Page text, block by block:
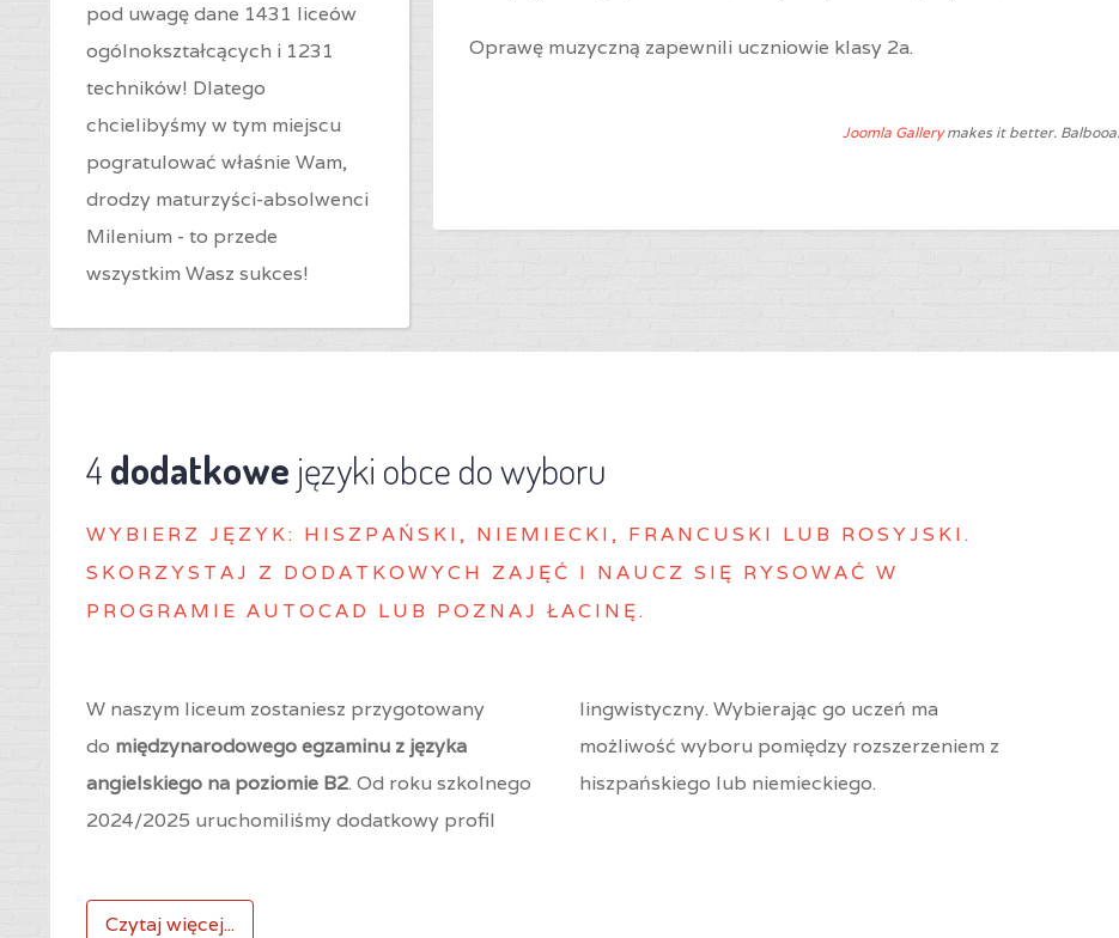
Oprawę muzyczną zapewnili uczniowie klasy 2a.
Joomla Gallerymakes it better.
pod uwagę dane 1431 liceów
ogólnokształcących i 1231
techników! Dlatego
chcielibyśmy w tym miejscu
pogratulować właśnie Wam,
drodzy maturzyści-absolwenci
Milenium - to przede
wszystkim Wasz sukces!
4dodatkowe języki obce do wyboru
WYBIERZ J ĘZYK: HISZPAŃSKI, NIEMIECKI, FRANCUSKI LUB ROSYJSKI.
SKORZYSTAJ Z DODATKOWYCH ZAJĘĆ I NAUCZ SIĘ RYSOWAĆ W
PROGRAMIE AUTOCAD LUB POZNAJ ŁACINĘ.
W naszym liceum zostaniesz przygotowany
do międzynarodowego egzaminu z języka
angielskiego na poziomie B2. Od roku szkolnego
2024/2025 uruchomiliśmy dodatkowy profil
lingwistyczny. Wybierając go uczeń ma
możliwość wyboru pomiędzy rozszerzeniem z
hiszpańskiego lub niemieckiego.
Czytaj więcej...